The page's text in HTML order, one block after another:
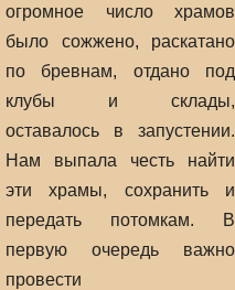
огромное число храмов
было сожжено, раскатано
по бревнам, отдано под
клубы и склады,
оставалось в запустении.
Нам выпала честь найти
эти храмы, сохранить и
передать потомкам. В
первую очередь важно
провести